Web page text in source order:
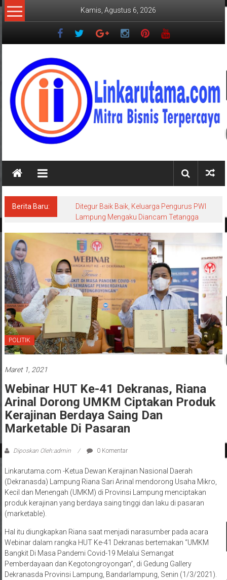
Lompat
ke
Kamis, Agustus 6, 2026
LINKARUTAMA.COM
Mitra
Terpercaya
Berita Baru:
Ditegur Baik Baik, Keluarga Pengurus PWI
Lampung Mengaku Diancam Tetangga
POLITIK
Maret 1, 2021
Webinar HUT Ke-41 Dekranas, Riana
Arinal Dorong UMKM Ciptakan Produk
Kerajinan Berdaya Saing Dan
Marketable Di Pasaran
Diposkan Oleh:admin 0 Komentar
Linkarutama.com -Ketua Dewan Kerajinan Nasional Daerah
(Dekranasda) Lampung Riana Sari Arinal mendorong Usaha Mikro,
Kecil dan Menengah (UMKM) di Provinsi Lampung menciptakan
produk kerajinan yang berdaya saing tinggi dan laku di pasaran
(marketable).
Hal itu diungkapkan Riana saat menjadi narasumber pada acara
Webinar dalam rangka HUT Ke-41 Dekranas bertemakan “UMKM
Bangkit Di Masa Pandemi Covid-19 Melalui Semangat
Pemberdayaan dan Kegotongroyongan”, di Gedung Gallery
Dekranasda Provinsi Lampung, Bandarlampung, Senin (1/3/2021).